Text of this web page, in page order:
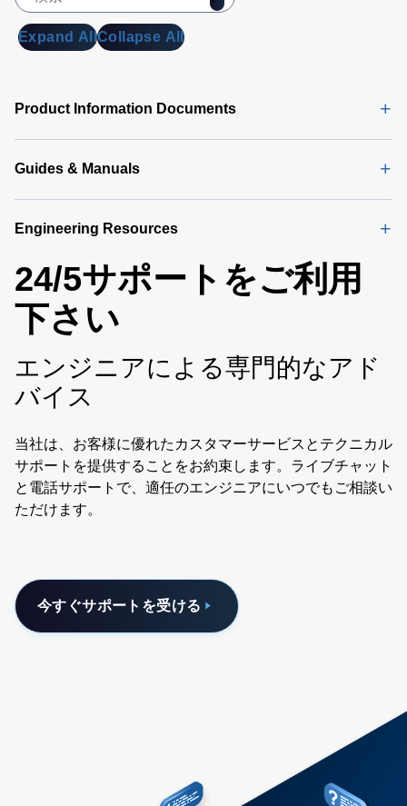
Expand AllCollapse All
Product Information Documents
Guides & Manuals
Engineering Resources
24/5サポートをご利用
下さい
エンジニアによる専門的なアド
バイス
当社は、お客様に優れたカスタマーサービスとテクニカル
サポートを提供することをお約束します。ライブチャット
と電話サポートで、適任のエンジニアにいつでもご相談い
ただけます。
今すぐサポートを受ける